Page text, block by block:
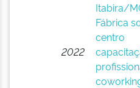
2022
Itabira/
Fábrica
centro